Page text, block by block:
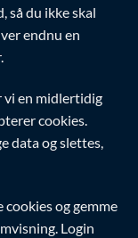
så du ikke skal
endnu en
vi en midlertidig
cookies.
data og slettes,
og gemme
Login